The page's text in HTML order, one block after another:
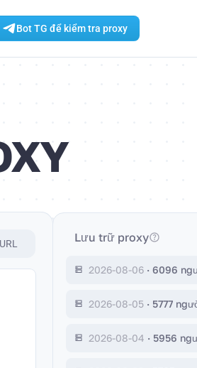
Bot TG để kiểm tra proxy
Lưu trữ proxy
2026-08-06 · 6096
2026-08-05 · 5777
2026-08-04 · 5956